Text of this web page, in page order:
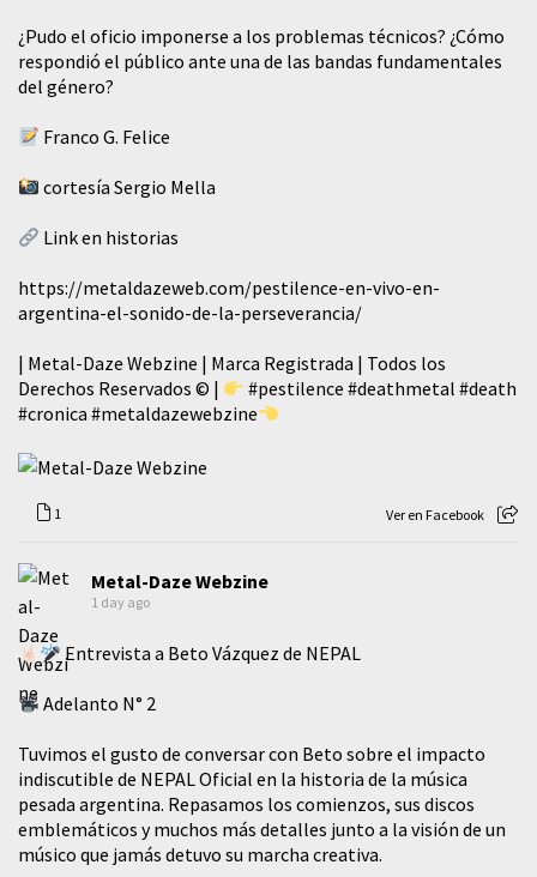
¿Pudo el oficio imponerse a los problemas técnicos? ¿Cómo
respondió el público ante una de las bandas fundamentales
del género?
Franco G. Felice
cortesía Sergio Mella
Link en historias
https://metaldazeweb.com/pestilence-en-vivo-en-
argentina-el-sonido-de-la-perseverancia/
| Metal-Daze Webzine | Marca Registrada | Todos los
Derechos Reservados © |
#pestilence #deathmetal #death
#cronica #metaldazewebzine
1 Ver en Facebook
Metal-Daze Webzine
1 day ago
Entrevista a Beto Vázquez de NEPAL
Adelanto N° 2
Tuvimos el gusto de conversar con Beto sobre el impacto
indiscutible de NEPAL Oficial en la historia de la música
pesada argentina. Repasamos los comienzos, sus discos
emblemáticos y muchos más detalles junto a la visión de un
músico que jamás detuvo su marcha creativa.